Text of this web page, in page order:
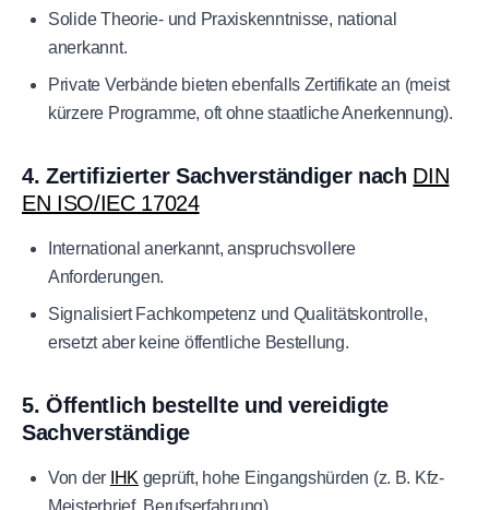
Solide Theorie- und Praxiskenntnisse, national
anerkannt.
Private Verbände bieten ebenfalls Zertifikate an (meist
kürzere Programme, oft ohne staatliche Anerkennung).
4. Zertifizierter Sachverständiger nach DIN
EN ISO/IEC 17024
International anerkannt, anspruchsvollere
Anforderungen.
Signalisiert Fachkompetenz und Qualitätskontrolle,
ersetzt aber keine öffentliche Bestellung.
5. Öffentlich bestellte und vereidigte
Sachverständige
Von der IHK geprüft, hohe Eingangshürden (z. B. Kfz-
Meisterbrief, Berufserfahrung).